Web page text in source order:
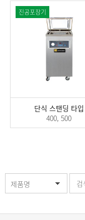
단식 스탠딩 타입
400, 500
진공포장기
제품명